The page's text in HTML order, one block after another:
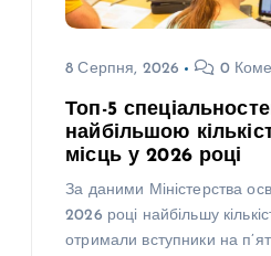
8 Серпня, 2026 0
Топ-5
найбільшою
місць у 2026 році
За даними Міністерства
2026 році найбільшу
отримали вступники на